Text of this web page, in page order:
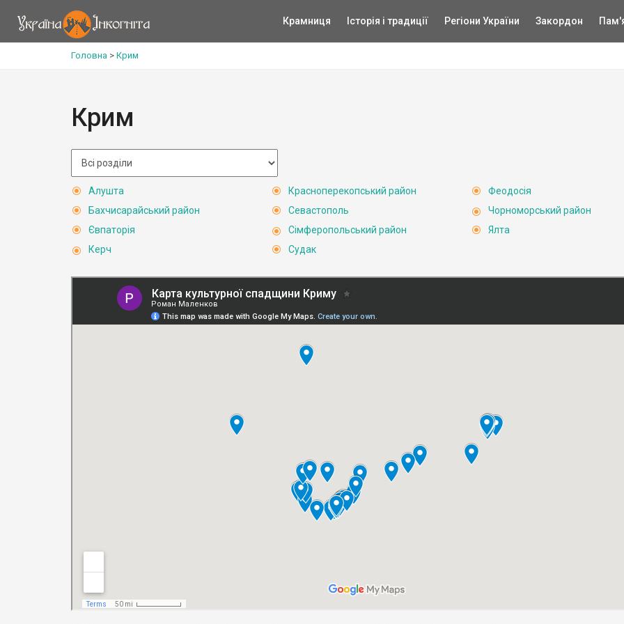
Крамниця Історія і традиції Регіони України Закордон
Головна > Крим
Крим
Алушта
Бахчисарайський район
Євпаторія
Керч
Красноперекопський район
Севастополь
Сімферопольський район
Судак
Феодосія
Чорноморський район
Ялта